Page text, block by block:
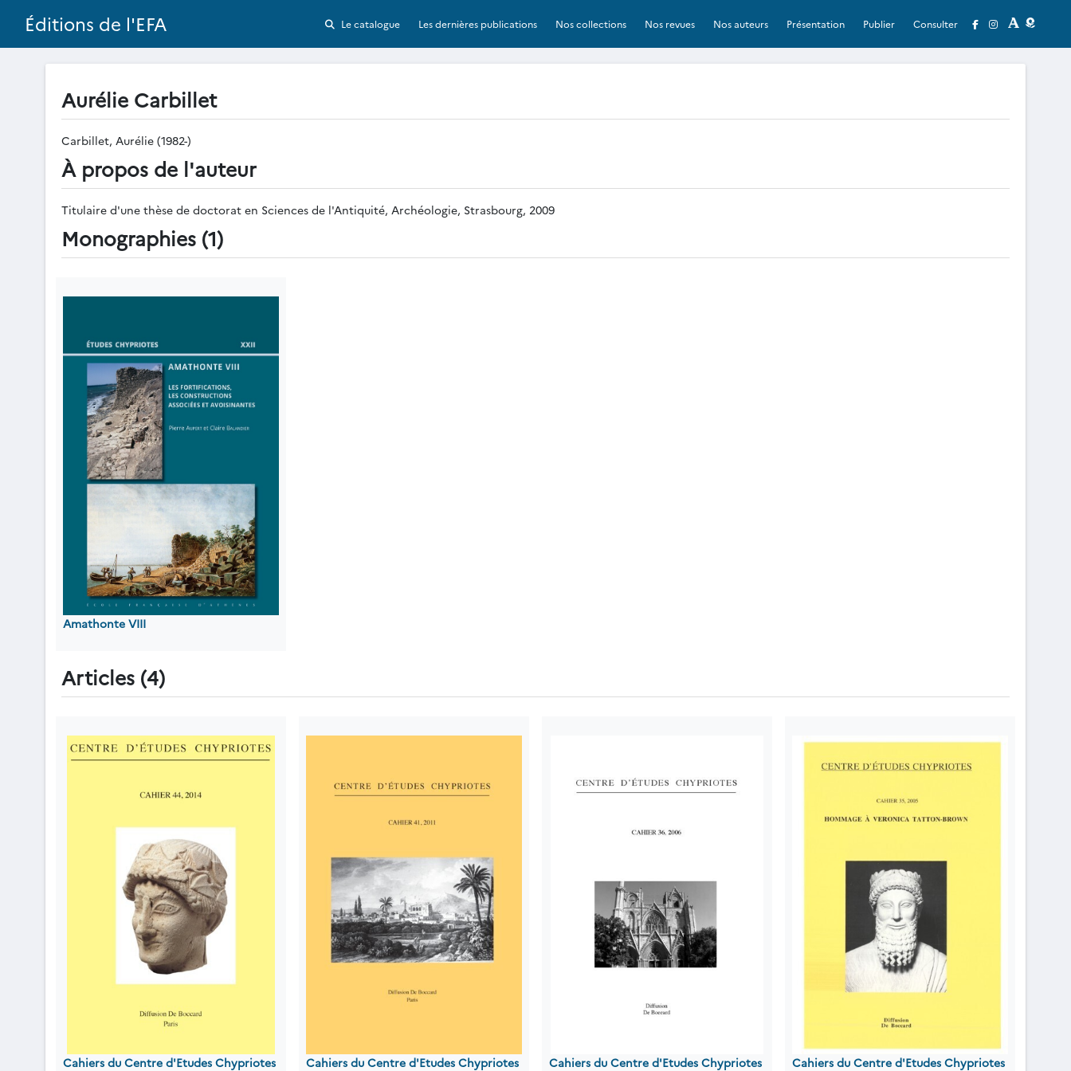
Éditions de l'EFA Le catalogue Les dernières publications Nos collections Nos revues Nos auteurs Présentation Publier Consulter
Aurélie Carbillet
Carbillet, Aurélie (1982-)
À propos de l'auteur
Titulaire d'une thèse de doctorat en Sciences de l'Antiquité, Archéologie, Strasbourg, 2009
Monographies (1)
Amathonte VIII
Articles (4)
Cahiers du Centre d'Etudes Chypriotes Cahiers du Centre d'Etudes Chypriotes Cahiers du Centre d'Etudes Chypriotes Cahiers du Centre d'Etudes Chypriotes